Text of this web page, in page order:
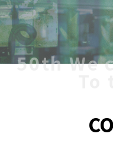
50th We